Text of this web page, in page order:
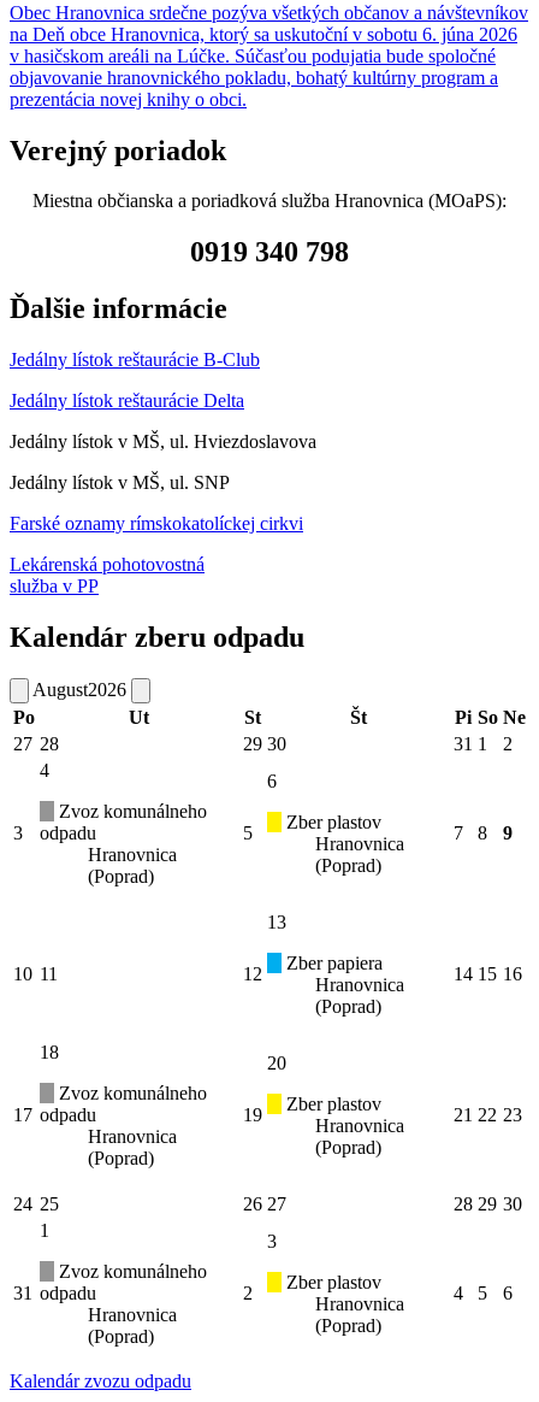
Obec Hranovnica srdečne pozýva všetkých občanov a návštevníkov
na Deň obce Hranovnica, ktorý sa uskutoční v sobotu 6. júna 2026
v hasičskom areáli na Lúčke. Súčasťou podujatia bude spoločné
objavovanie hranovnického pokladu, bohatý kultúrny program a
prezentácia novej knihy o obci.
Verejný poriadok
Miestna občianska a poriadková služba Hranovnica (MOaPS):
0919 340 798
Ďalšie informácie
Jedálny lístok reštaurácie B-Club
Jedálny lístok reštaurácie Delta
Jedálny lístok v MŠ, ul. Hviezdoslavova
Jedálny lístok v MŠ, ul. SNP
Farské oznamy rímskokatolíckej cirkvi
Lekárenská pohotovostná
služba v PP
Kalendár zberu odpadu
August2026
Po
Ut St Št Pi So Ne
27 28 29 30 31 1 2
3
4
Zvoz komunálneho
odpadu
Hranovnica
(Poprad)
5
6
Zber plastov
Hranovnica
(Poprad)
7 8 9
10 11 12
13
Zber papiera
Hranovnica
(Poprad)
14 15 16
17
18
Zvoz komunálneho
odpadu
Hranovnica
(Poprad)
19
20
Zber plastov
Hranovnica
(Poprad)
21 22 23
24 25 26 27 28 29 30
31
1
Zvoz komunálneho
odpadu
Hranovnica
(Poprad)
2
3
Zber plastov
Hranovnica
(Poprad)
4 5 6
Kalendár zvozu odpadu